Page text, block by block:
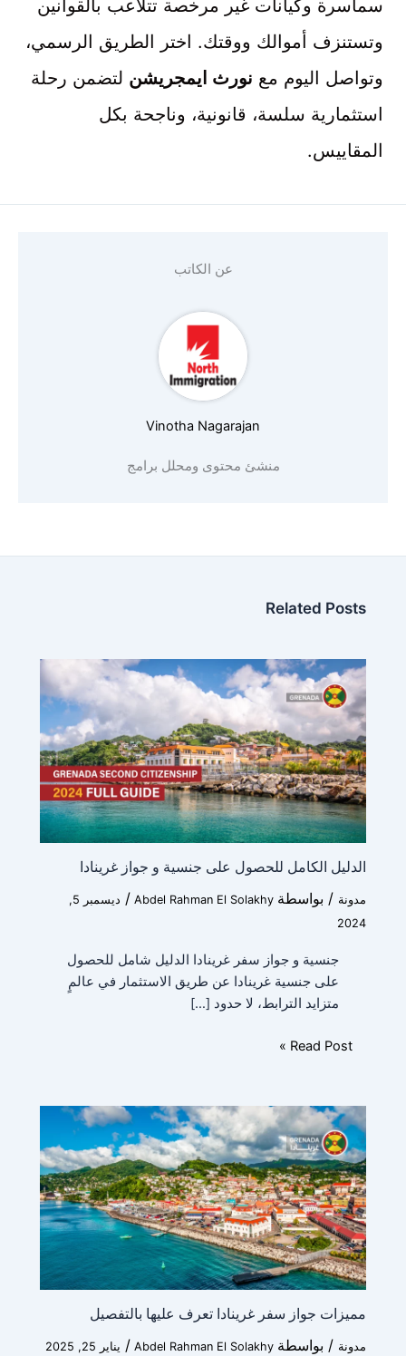
سماسرة وكيانات غير مرخصة تتلاعب بالقوانين
وتستنزف أموالك ووقتك. اختر الطريق الرسمي،
وتواصل اليوم مع نورث ايمجريشن لتضمن رحلة
استثمارية سلسة، قانونية، وناجحة بكل
المقاييس.
عن الكاتب
Vinotha Nagarajan
منشئ محتوى ومحلل برامج
Related Posts
الدليل الكامل للحصول على جنسية و جواز غرينادا
مدونة / بواسطة Abdel Rahman El Solakhy
/
ديسمبر 5,
2024
جنسية و جواز سفر غرينادا الدليل شامل للحصول
على جنسية غرينادا عن طريق الاستثمار في عالمٍ
متزايد الترابط، لا حدود […]
Read Post »
مميزات جواز سفر غرينادا تعرف عليها بالتفصيل
مدونة / بواسطة Abdel Rahman El Solakhy
/ يناير 25, 2025